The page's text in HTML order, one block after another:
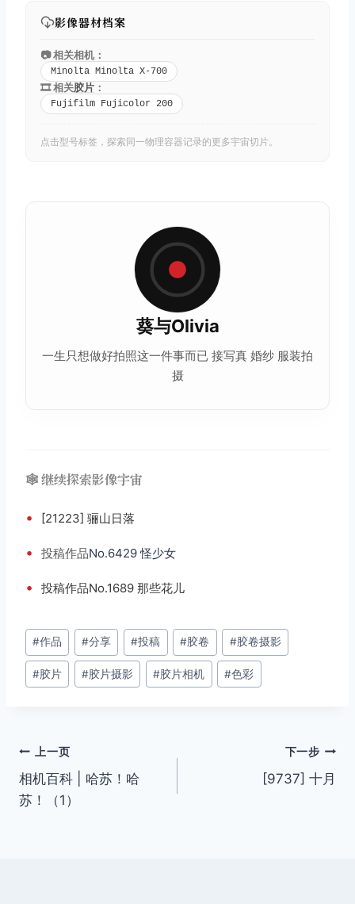
影像器材档案
📷 相关相机：
Minolta Minolta X-700
🎞️ 相关胶片 ：
Fujifilm Fujicolor 200
点击型号标签，探索同一物理容器记录的更多宇宙切片。
葵与Olivia
一生只想做好拍照这一件事而已 接写真 婚纱 服装拍
摄
🕸️ 继续探索影像宇宙
• [21223] 骊山日落
• 投稿作品No.6429 怪少女
• 投稿作品No.1689 那些花儿
文
章
标
#作品 #分享 #投稿 #胶卷 #胶卷摄影
#胶片 #胶片摄影 #胶片相机 #色彩
文
章
上一页
相机百科 | 哈苏！哈
苏！（1）
下一步
[9737] 十月